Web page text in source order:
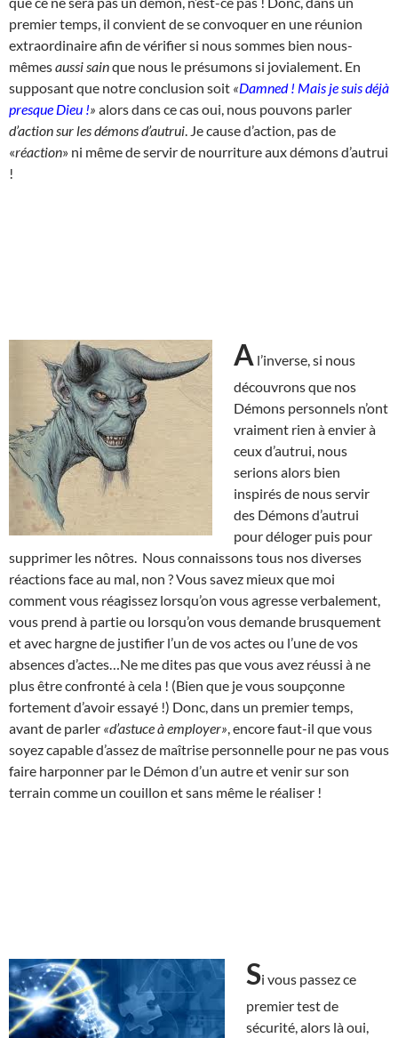
premier temps, il convient de se convoquer en une réunion
extraordinaire afin de vérifier si nous sommes bien nous-
mêmesaussi sainque nous le présumons si jovialement. En
supposant que notre conclusion soit «Damned ! Mais je suis déjà
presque Dieu !» alors dans ce cas oui, nous pouvons parler
d’action sur les démons d’autrui . Je cause d’action, pas de
«réaction» ni même de servir de nourriture aux démons d’autrui
!
A l’inverse, si nous
découvrons que nos
Démons personnels n’ont
vraiment rien à envier à
ceux d’autrui, nous
serions alors bien
inspirés de nous servir
des Démons d’autrui
pour déloger puis pour
supprimer les nôtres. Nous connaissons tous nos diverses
réactions face au mal, non ? Vous savez mieux que moi
comment vous réagissez lorsqu’on vous agresse verbalement,
vous prend à partie ou lorsqu’on vous demande brusquement
et avec hargne de justifier l’un de vos actes ou l’une de vos
absences d’actes…Ne me dites pas que vous avez réussi à ne
plus être confronté à cela ! (Bien que je vous soupçonne
fortement d’avoir essayé !) Donc, dans un premier temps,
avant de parler «d’astuce à employer» , encore faut-il que vous
soyez capable d’assez de maîtrise personnelle pour ne pas vous
faire harponner par le Démon d’un autre et venir sur son
terrain comme un couillon et sans même le réaliser !
Si vous passez ce
premier test de
sécurité, alors là oui,